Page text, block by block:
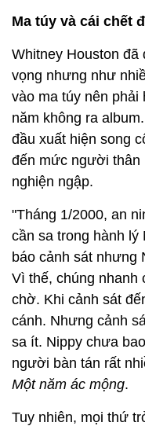
Ma túy và cái chết
Whitney Houston đã
vọng nhưng như
vào ma túy nên phải
năm không ra
đầu xuất hiện song
đến mức người thân
nghiện ngập.
"Tháng 1/2000, an
cần sa trong hành lý
báo cảnh sát nhưng
Vì thế, chúng nhanh
chờ. Khi cảnh sát
cánh. Nhưng cảnh
sa ít. Nippy chưa
người bàn tán rất
Một năm ác mộng.
Tuy nhiên, mọi thứ